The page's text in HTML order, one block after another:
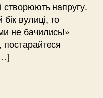
створюють напругу.
вулиці, то
не бачились!»
постарайтеся